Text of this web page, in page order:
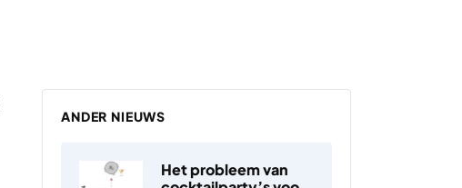
ANDER NIEUWS
Het probleem van